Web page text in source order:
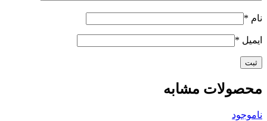
نام *
ایمیل *
محصولات مشابه
ناموجود